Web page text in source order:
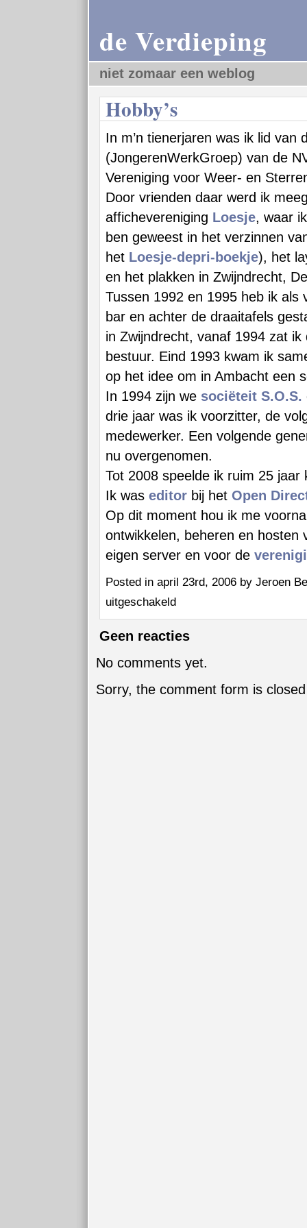
de Verdieping
niet zomaar een weblog
Hobby’s
In m’n tienerjaren was ik lid van
(JongerenWerkGroep) van de
Vereniging voor Weer- en
Door vrienden daar werd ik
affichevereniging Loesje, waar
ben geweest in het verzinnen
het Loesje-depri-boekje), het
en het plakken in Zwijndrecht,
Tussen 1992 en 1995 heb ik als
bar en achter de draaitafels
in Zwijndrecht, vanaf 1994 zat ik
bestuur. Eind 1993 kwam ik
op het idee om in Ambacht een
In 1994 zijn we sociëteit S.O.S.
drie jaar was ik voorzitter, de
medewerker. Een volgende
nu overgenomen.
Tot 2008 speelde ik ruim 25
Ik was editor bij het Open
Op dit moment hou ik me
ontwikkelen, beheren en hosten
eigen server en voor de
Posted in april 23rd, 2006 by Jeroen
uitgeschakeldvoor
Geen reacties
No comments yet.
Sorry, the comment form is